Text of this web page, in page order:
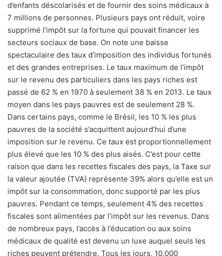
d’enfants déscolarisés et de fournir des soins médicaux à
7 millions de personnes. Plusieurs pays ont réduit, voire
supprimé l’impôt sur la fortune qui pouvait financer les
secteurs sociaux de base. On note une baisse
spectaculaire des taux d’imposition des individus fortunés
et des grandes entreprises. Le taux maximum de l’impôt
sur le revenu des particuliers dans les pays riches est
passé de 62 % en 1970 à seulement 38 % en 2013. Le taux
moyen dans les pays pauvres est de seulement 28 %.
Dans certains pays, comme le Brésil, les 10 % les plus
pauvres de la société s’acquittent aujourd’hui d’une
imposition sur le revenu. Ce taux est proportionnellement
plus élevé que les 10 % des plus aisés. C’est pour cette
raison que dans les recettes fiscales des pays, la Taxe sur
la valeur ajoutée (TVA) représente 39% alors qu’elle est un
impôt sur la consommation, donc supporté par les plus
pauvres. Pendant ce temps, seulement 4% des recettes
fiscales sont alimentées par l’impôt sur les revenus. Dans
de nombreux pays, l’accès à l’éducation ou aux soins
médicaux de qualité est devenu un luxe auquel seuls les
riches peuvent prétendre. Tous les jours, 10.000